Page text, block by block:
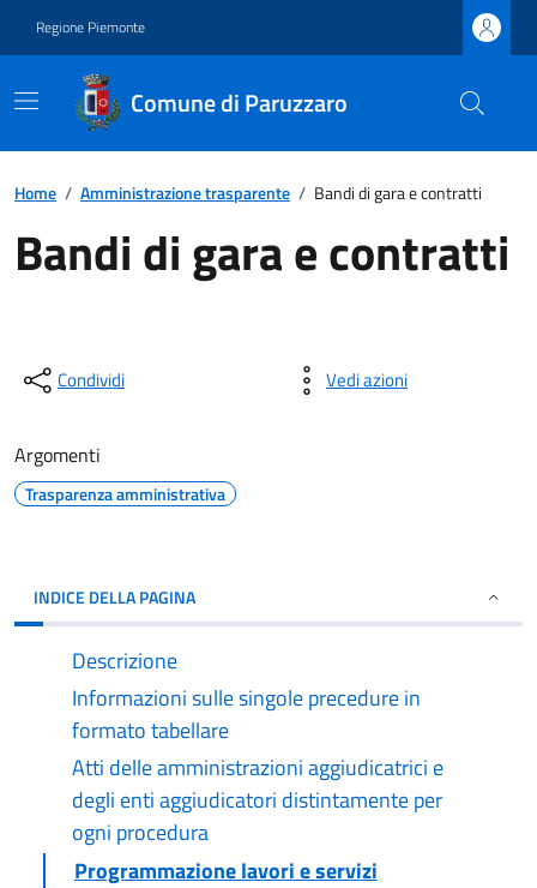
Regione Piemonte
Comune di Paruzzaro
Home / Amministrazione trasparente / Bandi di gara e contratti
Bandi di gara e contratti
Condividi Vedi azioni
Argomenti
Trasparenza amministrativa
INDICE DELLA PAGINA
Descrizione
Informazioni sulle singole precedure in
formato tabellare
Atti delle amministrazioni aggiudicatrici e
degli enti aggiudicatori distintamente per
ogni procedura
Programmazione lavori e servizi